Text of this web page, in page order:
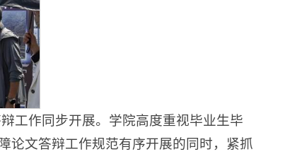
工作同步开展。学院高度重视毕业生毕
论文答辩工作规范有序开展的同时，紧抓